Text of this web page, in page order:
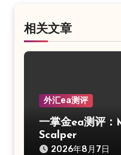
相关文章
外汇ea测评
一掌金ea测评
Scalper
2026年8月7日